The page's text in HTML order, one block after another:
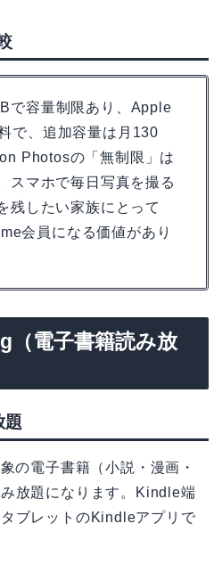
で容量制限あり、Apple
で、追加容量は月130
Photosの「無制限」は
スマホで毎日写真を撮る
残したい家族にとって
会員になる価値があり
（電子書籍読み放
題
の電子書籍（小説・漫画・
放題になります。Kindle端
ブレットのKindleアプリで